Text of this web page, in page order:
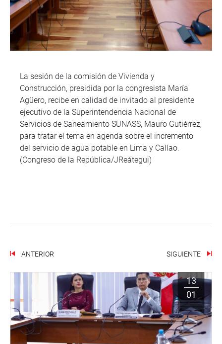
La sesión de la comisión de Vivienda y
Construcción, presidida por la congresista María
Agüero, recibe en calidad de invitado al presidente
ejecutivo de la Superintendencia Nacional de
Servicios de Saneamiento SUNASS, Mauro Gutiérrez,
para tratar el tema en agenda sobre el incremento
del servicio de agua potable en Lima y Callao.
(Congreso de la República/JReátegui)
ANTERIOR SIGUIENTE
13
01